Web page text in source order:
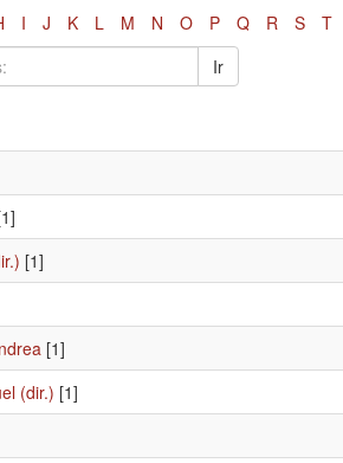
I J K L M N O P Q R S T
Ir
[1]
[1]
(dir.) [1]